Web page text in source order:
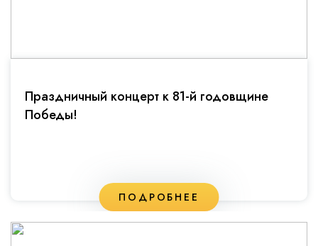
Праздничный концерт к 81-й годовщине
Победы!
ПОДРОБНЕЕ